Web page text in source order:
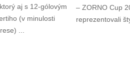
aj s 12-gólovým
(v minulosti
...
– ZORNO Cup
reprezentovali